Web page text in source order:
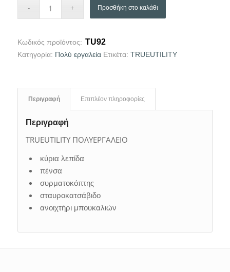
Προσθήκη στο καλάθι
Κωδικός προϊόντος: ΤU92
Κατηγορία: Πολύ εργαλεία Ετικέτα: TRUEUTILITY
Περιγραφή Επιπλέον πληροφορίες
Περιγραφή
TRUEUTILITY ΠΟΛΥΕΡΓΑΛΕΙΟ
κύρια λεπίδα
πένσα
συρματοκόπτης
σταυροκατσάβιδο
ανοιχτήρι μπουκαλιών